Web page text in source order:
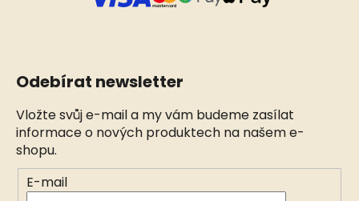
Odebírat newsletter
Vložte svůj e-mail a my vám budeme zasílat
informace o nových produktech na našem e-
shopu.
E-mail